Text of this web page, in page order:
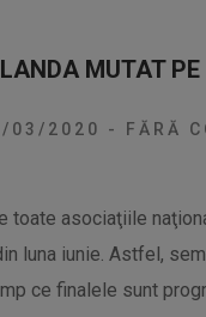
MUTAT
03/2020 - FĂRĂ
toate asociaţiile
luna iunie. Astfel,
ce finalele sunt